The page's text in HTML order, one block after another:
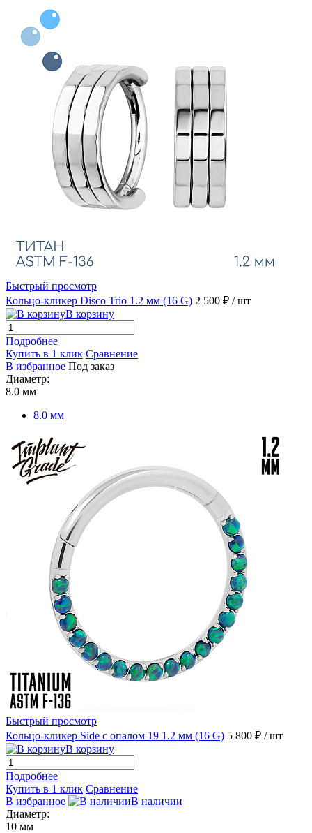
Быстрый просмотр
Кольцо-кликер Disco Trio 1.2 мм (16 G) 2 500 ₽ / шт
В корзину
Подробнее
Купить в 1 клик Сравнение
В избранное Под заказ
Диаметр:
8.0 мм
8.0 мм
Быстрый просмотр
Кольцо-кликер Side с опалом 19 1.2 мм (16 G) 5 800 ₽ / шт
В корзину
Подробнее
Купить в 1 клик Сравнение
В избранное
В наличии
Диаметр:
10 мм